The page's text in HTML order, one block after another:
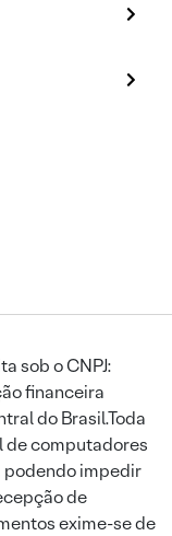
sob o CNPJ:
financeira
do Brasil.Toda
de computadores
podendo impedir
de
exime-se de